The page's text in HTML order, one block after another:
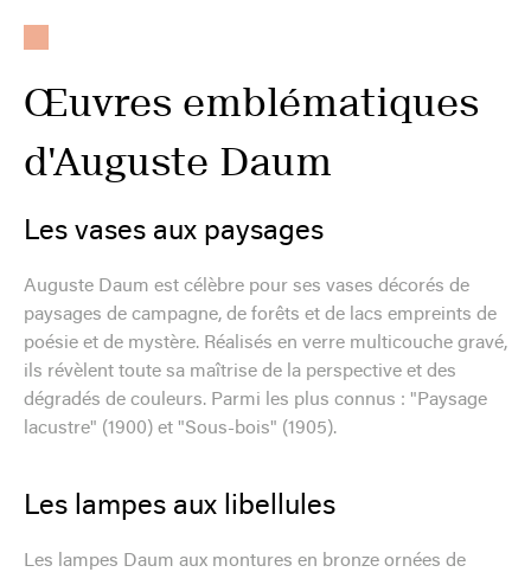
Œuvres emblématiques
d'Auguste Daum
Les vases aux paysages
Auguste Daum est célèbre pour ses vases décorés de
paysages de campagne, de forêts et de lacs empreints de
poésie et de mystère. Réalisés en verre multicouche gravé,
ils révèlent toute sa maîtrise de la perspective et des
dégradés de couleurs. Parmi les plus connus : "Paysage
lacustre" (1900) et "Sous-bois" (1905).
Les lampes aux libellules
Les lampes Daum aux montures en bronze ornées de